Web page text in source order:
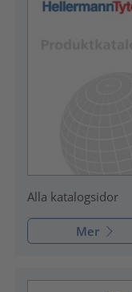
Alla katalogsidor
Mer